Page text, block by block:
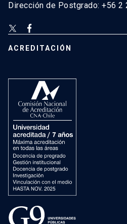
Dirección de Postgrado: +56 2
ACREDITACIÓN